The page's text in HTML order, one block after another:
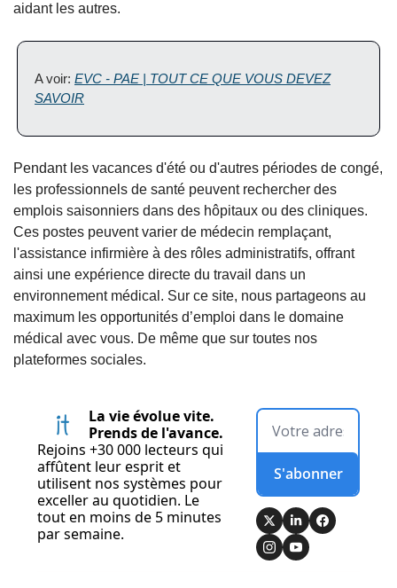
aidant les autres.
A voir: EVC - PAE | TOUT CE QUE VOUS DEVEZ
SAVOIR
Pendant les vacances d'été ou d'autres périodes de congé,
les professionnels de santé peuvent rechercher des
emplois saisonniers dans des hôpitaux ou des cliniques.
Ces postes peuvent varier de médecin remplaçant,
l'assistance infirmière à des rôles administratifs, offrant
ainsi une expérience directe du travail dans un
environnement médical. Sur ce site, nous partageons au
maximum les opportunités d’emploi dans le domaine
médical avec vous. De même que sur toutes nos
plateformes sociales.
La vie évolue vite.
Prends de l'avance.
Rejoins +30 000 lecteurs qui
affûtent leur esprit et
utilisent nos systèmes pour
exceller au quotidien. Le
tout en moins de 5 minutes
par semaine.
S'abonner